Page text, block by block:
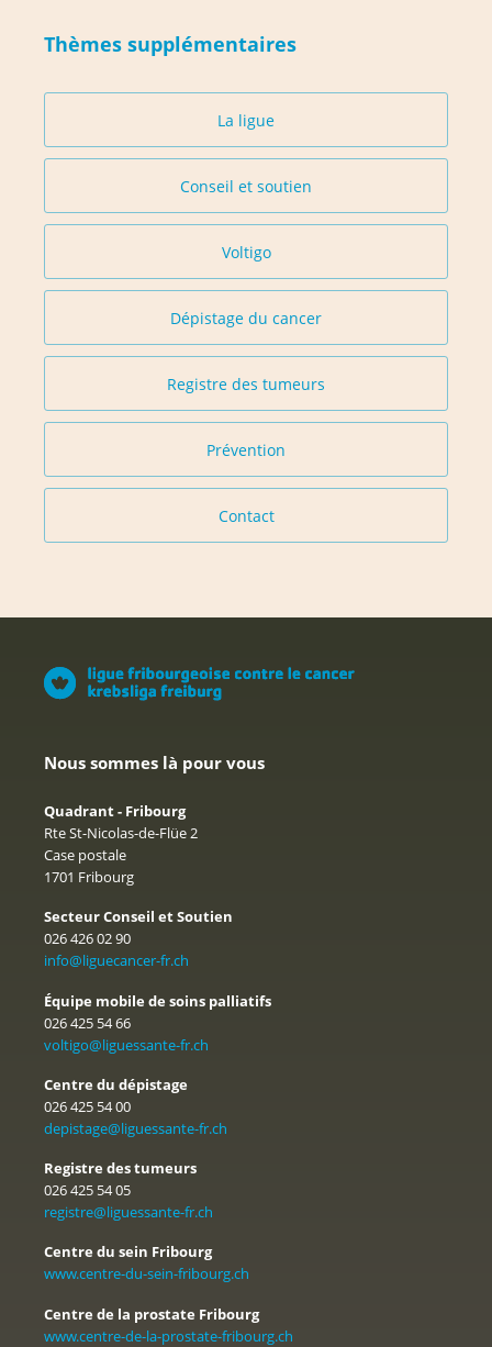
Thèmes supplémentaires
La ligue
Conseil et soutien
Voltigo
Dépistage du cancer
Registre des tumeurs
Prévention
Contact
Nous sommes là pour vous
Quadrant - Fribourg
Rte St-Nicolas-de-Flüe 2
Case postale
1701 Fribourg
Secteur Conseil et Soutien
026 426 02 90
info@liguecancer-fr.ch
Équipe mobile de soins palliatifs
026 425 54 66
voltigo@liguessante-fr.ch
Centre du dépistage
026 425 54 00
depistage@liguessante-fr.ch
Registre des tumeurs
026 425 54 05
registre@liguessante-fr.ch
Centre du sein Fribourg
www.centre-du-sein-fribourg.ch
Centre de la prostate Fribourg
www.centre-de-la-prostate-fribourg.ch